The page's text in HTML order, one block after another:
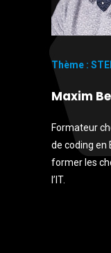
Thème :
Maxim
Formateur
de coding en
former les
l’IT.